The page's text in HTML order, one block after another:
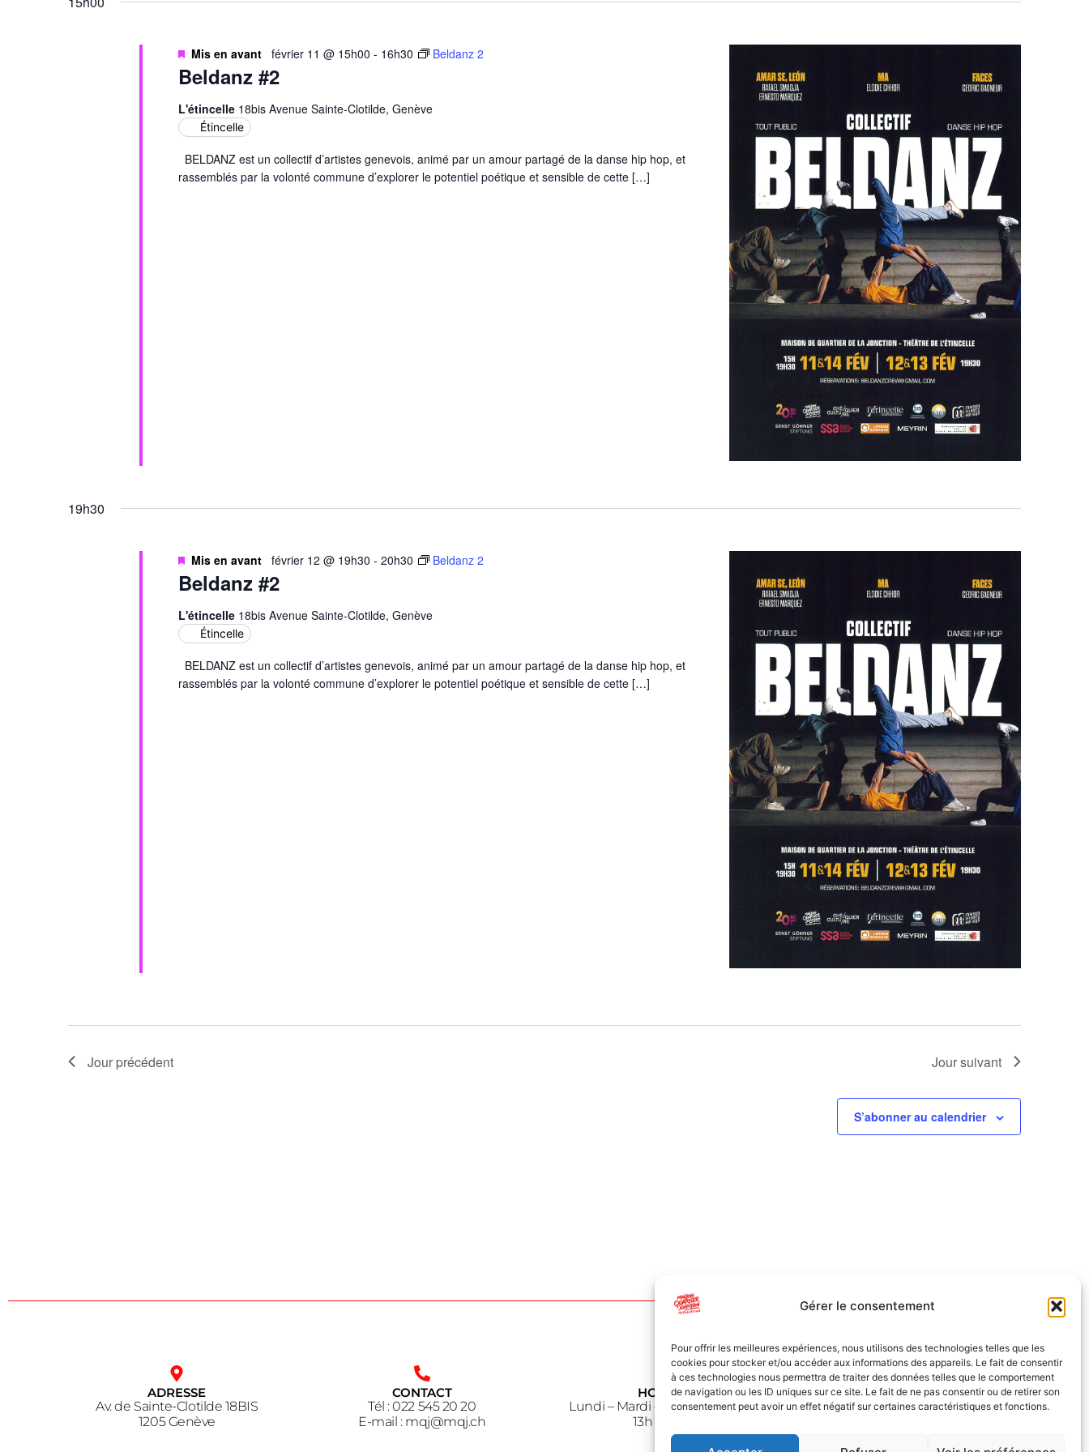
Gérer le consentement
Pour offrir les meilleures expériences, nous utilisons des technologies telles que les
cookies pour stocker et/ou accéder aux informations des appareils. Le fait de consentir
à ces technologies nous permettra de traiter des données telles que le comportement
de navigation ou les ID uniques sur ce site. Le fait de ne pas consentir ou de retirer son
consentement peut avoir un effet négatif sur certaines caractéristiques et fonctions.
Beldanz #2
Mis en avant février 11 @ 15h00 - 16h30 Beldanz 2
L'étincelle 18bis Avenue Sainte-Clotilde, Genève
Étincelle
BELDANZ est un collectif d’artistes genevois, animé par un amour partagé de la danse hip hop, et
rassemblés par la volonté commune d’explorer le potentiel poétique et sensible de cette […]
19h30
Beldanz #2
Mis en avant février 12 @ 19h30 - 20h30 Beldanz 2
L'étincelle 18bis Avenue Sainte-Clotilde, Genève
Étincelle
BELDANZ est un collectif d’artistes genevois, animé par un amour partagé de la danse hip hop, et
rassemblés par la volonté commune d’explorer le potentiel poétique et sensible de cette […]
Jour précédent Jour suivant
S’abonner au calendrier
ADRESSE
Av. de Sainte-Clotilde 18BIS
1205 Genève
CONTACT
Tél : 022 545 20 20
E-mail : mqj@mqj.ch
HORAIRE
Lundi – Mardi – Jeudi – Vendredi
13h à 18h30
NOUS SUIVRE